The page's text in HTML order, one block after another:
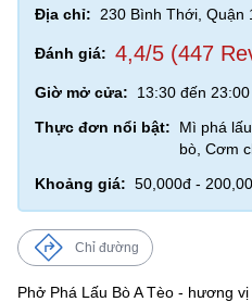
Địa chỉ: 230 Bình Thới, Quận
Đánh giá: 4,4/5 (447
Giờ mở cửa:
13:30 đến 23:00
Thực đơn nổi bật:
Mì phá
bò, Cơm
Khoảng giá: 50,000đ -
Chỉ đường
Phở Phá Lấu Bò A Tèo - hương